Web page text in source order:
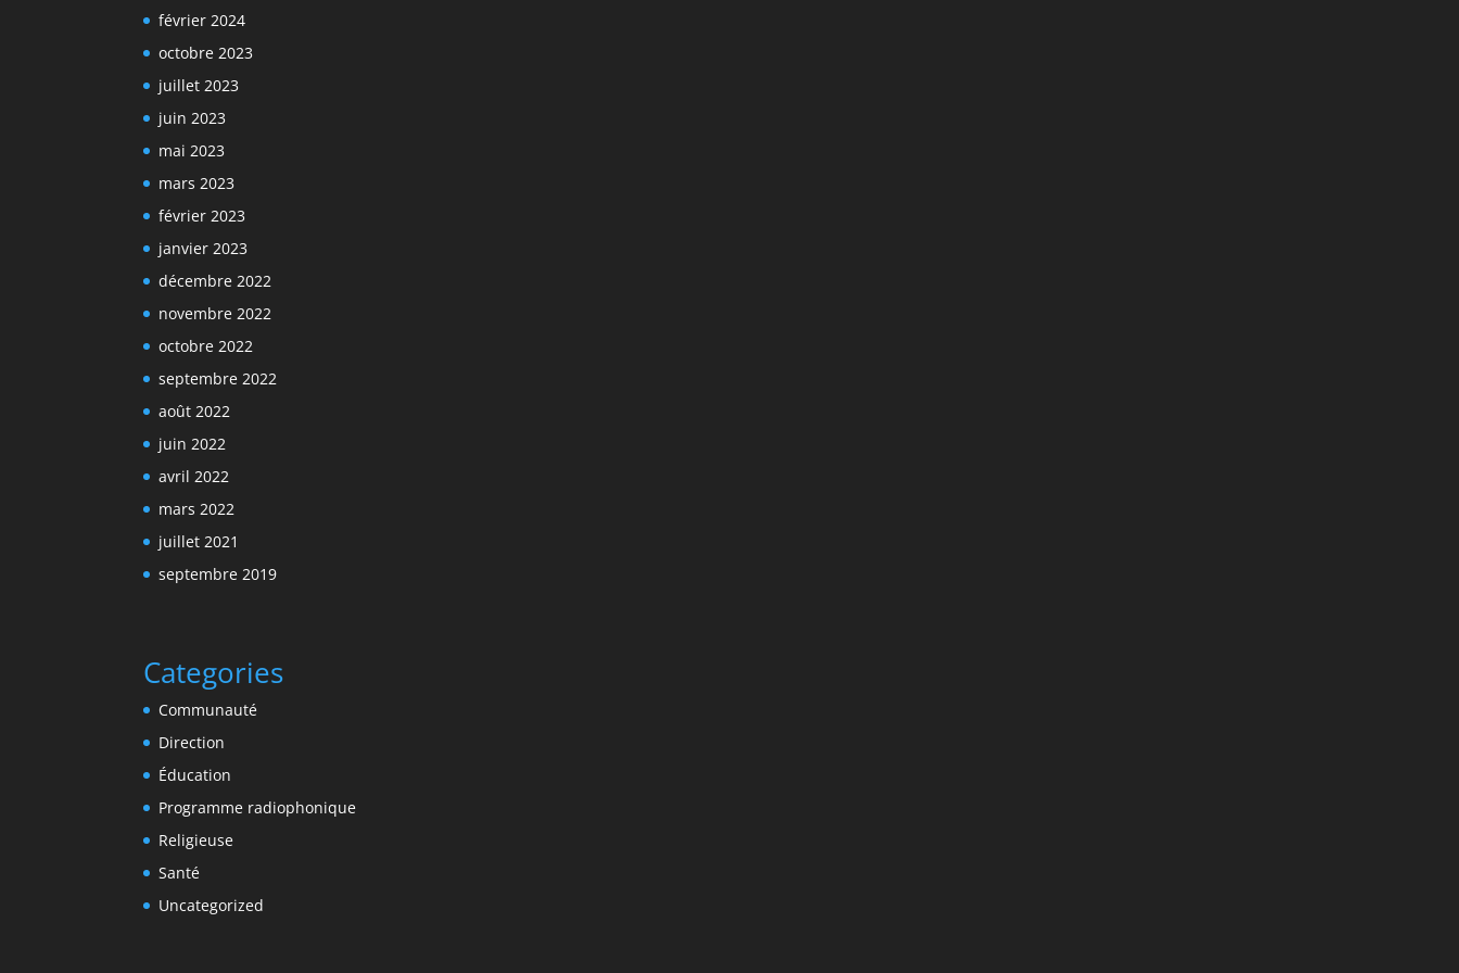
février 2024
octobre 2023
juillet 2023
juin 2023
mai 2023
mars 2023
février 2023
janvier 2023
décembre 2022
novembre 2022
octobre 2022
septembre 2022
août 2022
juin 2022
avril 2022
mars 2022
juillet 2021
septembre 2019
Categories
Communauté
Direction
Éducation
Programme radiophonique
Religieuse
Santé
Uncategorized